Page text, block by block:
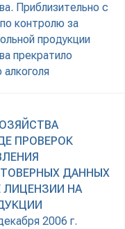
Приблизительно с
контролю за
продукции
прекратило
ПРОВЕРОК
ДАННЫХ
ЛИЦЕНЗИИ НА
2006 г.